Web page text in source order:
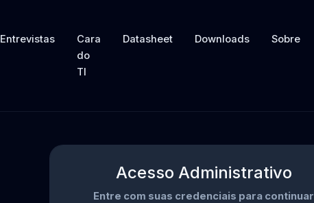
Entrevistas
Cara
do
TI
Datasheet Downloads Sobre
Acesso Administrativo
Entre com suas credenciais para continuar